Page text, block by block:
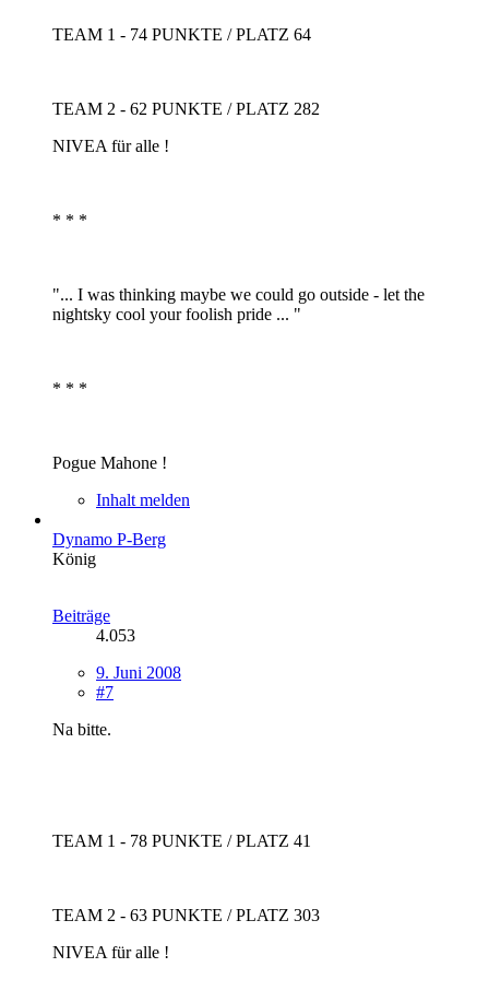
TEAM 1 - 74 PUNKTE / PLATZ 64
TEAM 2 - 62 PUNKTE / PLATZ 282
NIVEA für alle !
* * *
"... I was thinking maybe we could go outside - let the
nightsky cool your foolish pride ... "
* * *
Pogue Mahone !
Inhalt melden
Dynamo P-Berg
König
Beiträge
4.053
9. Juni 2008
#7
Na bitte.
TEAM 1 - 78 PUNKTE / PLATZ 41
TEAM 2 - 63 PUNKTE / PLATZ 303
NIVEA für alle !